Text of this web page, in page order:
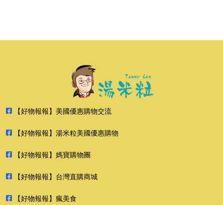
【好物報報】美國優惠購物交流
【好物報報】湯米粒美國優惠購物
【好物報報】媽寶購物團
【好物報報】台灣直購商城
【好物報報】瘋美食